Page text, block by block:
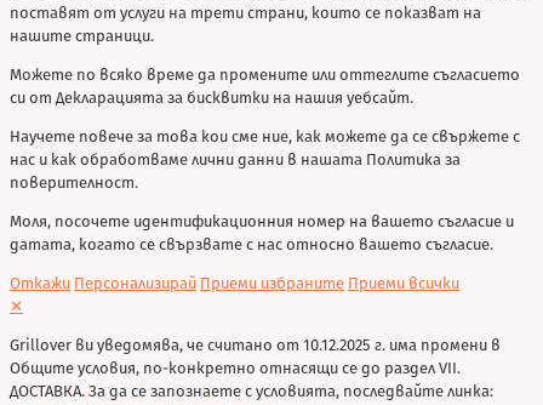
поставят от услуги на трети страни, които се показват на
нашите страници.
Можете по всяко време да промените или оттеглите съгласието
си от Декларацията за бисквитки на нашия уебсайт.
Научете повече за това кои сме ние, как можете да се свържете с
нас и как обработваме лични данни в нашата Политика за
поверителност.
Моля, посочете идентификационния номер на вашето съгласие и
датата, когато се свързвате с нас относно вашето съгласие.
Откажи Персонализирай Приеми избраните Приеми всички
✕
Grillover ви уведомява, че считано от 10.12.2025 г. има промени в
Общите условия, по-конкретно отнасящи се до раздел VII.
ДОСТАВКА. За да се запознаете с условията, последвайте линка: